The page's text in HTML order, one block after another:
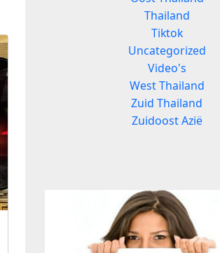
Thailand
Tiktok
Uncategorized
Video's
West Thailand
Zuid Thailand
Zuidoost Azië